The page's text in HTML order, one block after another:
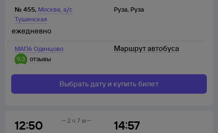
№ 455, Москва,а/с
Тушинская
Руза, Руза
МАП6 Одинцово
9,3
отзывы
ежедневно
Маршрут автобуса
Выбрать дату и купить билет
12:50 14:57
2 ч 7 м